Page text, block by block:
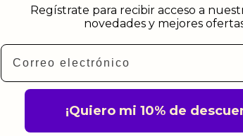
Regístrate para recibir acceso a
novedades y mejores
Email
¡Quiero mi 10% de